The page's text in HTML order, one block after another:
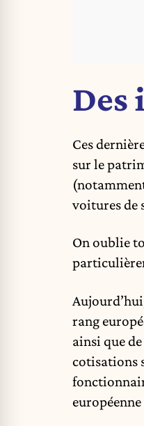
Des
Ces
sur le
voitures de
On oublie
rang
ainsi que
cotisations